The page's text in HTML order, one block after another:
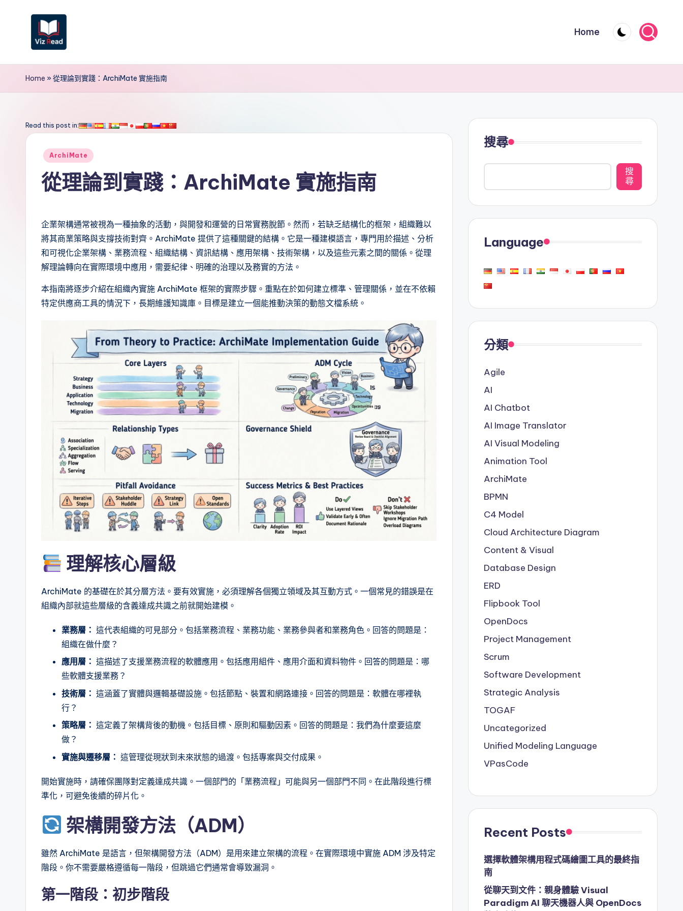
V
iz
e
it
it
Home
Home »從理論到實踐：ArchiMate 實施指南
Read this post in:
Posted
ArchiMate
從理論到實踐：ArchiMate 實施指南
企業架構通常被視為一種抽象的活動，與開發和運營的日常實務脫節。然而，若缺乏結構化的框架，組織難以
將其商業策略與支撐技術對齊。ArchiMate 提供了這種關鍵的結構。它是一種建模語言，專門用於描述、分析
和可視化企業架構、業務流程、組織結構、資訊結構、應用架構、技術架構，以及這些元素之間的關係。從理
解理論轉向在實際環境中應用，需要紀律、明確的治理以及務實的方法。
本指南將逐步介紹在組織內實施 ArchiMate 框架的實際步驟。重點在於如何建立標準、管理關係，並在不依賴
特定供應商工具的情況下，長期維護知識庫。目標是建立一個能推動決策的動態文檔系統。
理解核心層級
ArchiMate 的基礎在於其分層方法。要有效實施，必須理解各個獨立領域及其互動方式。一個常見的錯誤是在
組織內部就這些層級的含義達成共識之前就開始建模。
業務層： 這代表組織的可見部分。包括業務流程、業務功能、業務參與者和業務角色。回答的問題是：
組織在做什麼？
應用層： 這描述了支援業務流程的軟體應用。包括應用組件、應用介面和資料物件。回答的問題是：哪
些軟體支援業務？
技術層： 這涵蓋了實體與邏輯基礎設施。包括節點、裝置和網路連接。回答的問題是：軟體在哪裡執
行？
策略層： 這定義了架構背後的動機。包括目標、原則和驅動因素。回答的問題是：我們為什麼要這麼
做？
實施與遷移層： 這管理從現狀到未來狀態的過渡。包括專案與交付成果。
開始實施時，請確保團隊對定義達成共識。一個部門的「業務流程」可能與另一個部門不同。在此階段進行標
準化，可避免後續的碎片化。
架構開發方法（ADM）
雖然 ArchiMate 是語言，但架構開發方法（ADM）是用來建立架構的流程。在實際環境中實施 ADM 涉及特定
階段。你不需要嚴格遵循每一階段，但跳過它們通常會導致漏洞。
第一階段：初步階段
搜尋
搜
尋
Language
分類
Agile
AI
AI Chatbot
AI Image Translator
AI Visual Modeling
Animation Tool
ArchiMate
BPMN
C4 Model
Cloud Architecture Diagram
Content & Visual
Database Design
ERD
Flipbook Tool
OpenDocs
Project Management
Scrum
Software Development
Strategic Analysis
TOGAF
Uncategorized
Unified Modeling Language
VPasCode
Recent Posts
選擇軟體架構用程式碼繪圖工具的最終指
南
從聊天到文件：親身體驗 Visual
Paradigm AI 聊天機器人與 OpenDocs